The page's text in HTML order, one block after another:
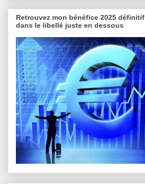
Retrouvez mon bénéfice 2025 définitif
dans le libellé juste en dessous